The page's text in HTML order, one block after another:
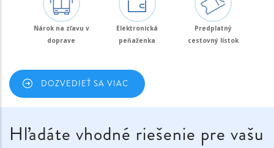
Nárok na zľavu v
doprave
Elektronická
peňaženka
Predplatný
cestovný lístok
DOZVEDIEŤ SA VIAC
Hľadáte vhodné riešenie pre vašu